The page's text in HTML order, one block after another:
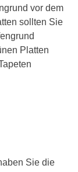
vor dem
sollten Sie
Platten
Sie die